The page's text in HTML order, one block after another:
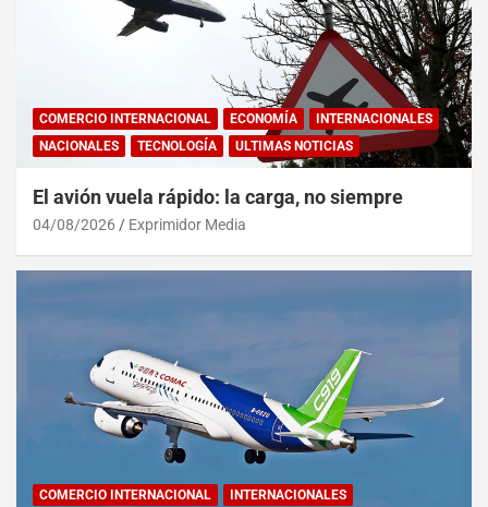
COMERCIO INTERNACIONAL ECONOMÍA
INTERNACIONALES
NACIONALES
TECNOLOGÍA ULTIMAS NOTICIAS
El avión vuela rápido: la carga, no siempre
04/08/2026 Exprimidor Media
COMERCIO INTERNACIONAL
INTERNACIONALES